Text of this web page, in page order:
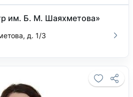
им. Б. М. Шаяхметова»
д. 1/3